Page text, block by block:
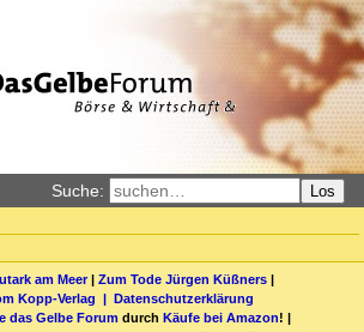
Suche: Los
am Meer| Zum Tode Jürgen Küßners |
Kopp-Verlag | Datenschutzerklärung
das Gelbe Forum durch Käufe bei Amazon! |